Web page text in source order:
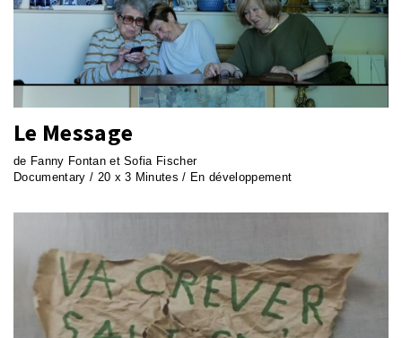
Le Message
de Fanny Fontan et Sofia Fischer
Documentary / 20 x 3 Minutes / En développement